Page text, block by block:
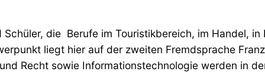
die Berufe im Touristikbereich, im Handel,
liegt hier auf der zweiten Fremdsprache
Recht sowie Informationstechnologie werden in